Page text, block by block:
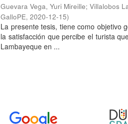
Guevara Vega, Yuri Mireille;Villalobos
GalloPE,2020-12-15)
La presente tesis, tiene como objetivo
la satisfacción que percibe el turista
Lambayeque en ...